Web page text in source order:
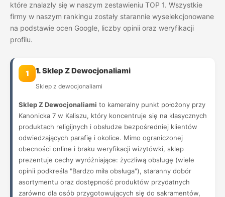
które znalazły się w naszym zestawieniu TOP 1. Wszystkie
firmy w naszym rankingu zostały starannie wyselekcjonowane
na podstawie ocen Google, liczby opinii oraz weryfikacji
profilu.
1 1. Sklep Z Dewocjonaliami
Sklep z dewocjonaliami
Sklep Z Dewocjonaliami to kameralny punkt położony przy
Kanonicka 7 w Kaliszu, który koncentruje się na klasycznych
produktach religijnych i obsłudze bezpośredniej klientów
odwiedzających parafię i okolice. Mimo ograniczonej
obecności online i braku weryfikacji wizytówki, sklep
prezentuje cechy wyróżniające: życzliwą obsługę (wiele
opinii podkreśla "Bardzo miła obsługa"), staranny dobór
asortymentu oraz dostępność produktów przydatnych
zarówno dla osób przygotowujących się do sakramentów,